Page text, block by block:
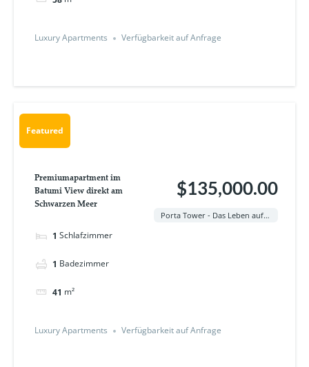
Luxury Apartments Verfügbarkeit auf Anfrage
Featured
Premiumapartment im
Batumi View direkt am
Schwarzen Meer
1 Schlafzimmer
1 Badezimmer
41 m²
$135,000.00
Porta Tower - Das Leben auf höchstem Niveau in Batumi
Luxury Apartments Verfügbarkeit auf Anfrage